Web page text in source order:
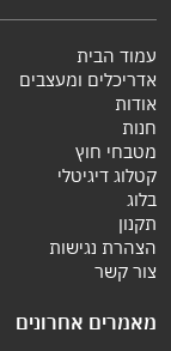
עמוד הבית
אדריכלים ומעצבים
אודות
חנות
מטבחי חוץ
קטלוג דיגיטלי
בלוג
תקנון
הצהרת נגישות
צור קשר
מאמרים אחרונים